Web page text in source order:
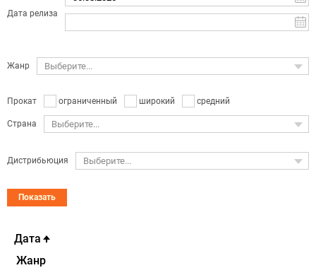
Дата релиза
Жанр Выберите...
Прокат ограниченный широкий средний
Страна Выберите...
Дистрибьюция Выберите...
Показать
Дата
Жанр